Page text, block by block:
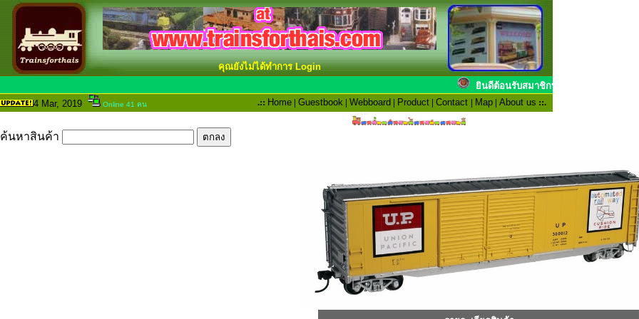
คุณยังไม่ได้ทำการ Login
ยินดีต้อนรับสมาชิกทุกๆ
4 Mar, 2019 Online 41 คน .:: Home | Guestbook | Webboard | Product | Contact | Map | About us ::.
ค้นหาสินค้า